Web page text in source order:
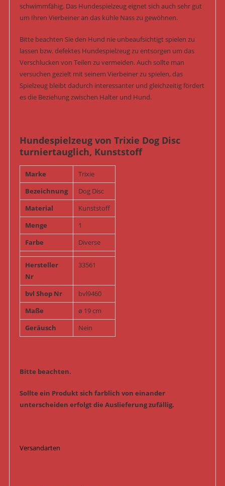
schwimmfähig. Das Hundespielzeug eignet sich auch sehr gut
um Ihren Vierbeiner an das kühle Nass zu gewöhnen.
Bitte beachten Sie den Hund nie unbeaufsichtigt spielen zu
lassen bzw. defektes Hundespielzeug zu entsorgen um das
Verschlucken von Teilen zu vermeiden. Auch sollte man
versuchen gezielt mit seinem Vierbeiner zu spielen, das
Spielzeug bleibt dadurch interessanter und gleichzeitig fördert
es die Beziehung zwischen Halter und Hund.
Hundespielzeug von Trixie Dog Disc
turniertauglich, Kunststoff
Marke
Trixie
Bezeichnung
Dog Disc
Material
Kunststoff
Menge
1
Farbe
Diverse
Hersteller
Nr
33561
bvl Shop Nr
bvl9460
Maße
ø 19 cm
Geräusch
Nein
Bitte beachten.
Sollte ein Produkt sich farblich von einander
unterscheiden erfolgt die Auslieferung zufällig.
Versandarten